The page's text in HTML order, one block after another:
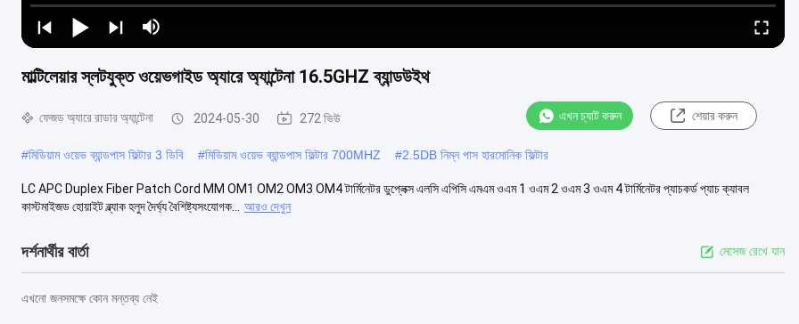
মাল্টিলেয়ার স্লটযুক্ত ওয়েভগাইড অ্যারে অ্যান্টেনা 16.5GHZ ব্যান্ডউইথ
ফেজড অ্যারে রাডার অ্যান্টেনা 2024-05-30 272 ভিউ এখন চ্যাট করুন শেয়ার করুন
#মিডিয়াম ওয়েভ ব্যান্ডপাস ফিল্টার 3 ডিবি #মিডিয়াম ওয়েভ ব্যান্ডপাস ফিল্টার 700MHZ #2.5DB নিম্ন পাস হারমোনিক ফিল্টার
LC APC Duplex Fiber Patch Cord MM OM1 OM2 OM3 OM4 টার্মিনেটর ডুপ্লেক্স এলসি এপিসি এমএম ওএম 1 ওএম 2 ওএম 3 ওএম 4 টার্মিনেটর প্যাচকর্ড প্যাচ ক্যাবল
কাস্টমাইজড হোয়াইট ব্ল্যাক হলুদ দৈর্ঘ্য বৈশিষ্ট্যসংযোগক...
আরও দেখুন
দর্শনার্থীর বার্তা মেসেজ রেখে যান
এখনো জনসমক্ষে কোন মন্তব্য নেই